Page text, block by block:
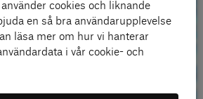
gratis
cookies och liknande
en så bra användarupplevelse
läsa mer om hur vi hanterar
i vår cookie- och